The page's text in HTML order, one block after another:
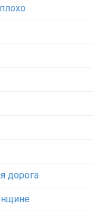
дорога